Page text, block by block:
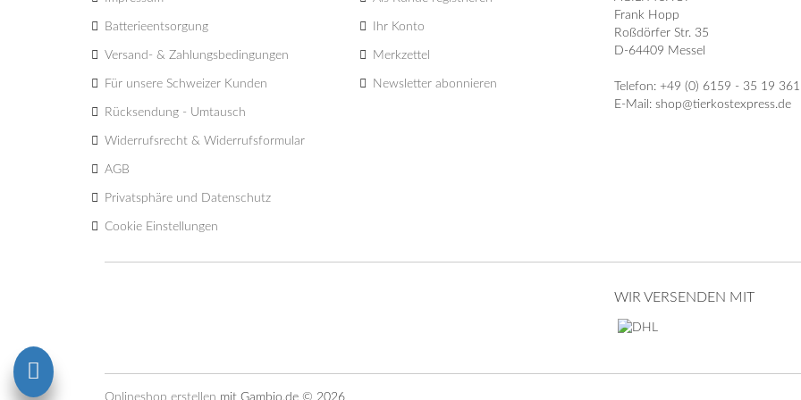
Batterieentsorgung
Versand- & Zahlungsbedingungen
Für unsere Schweizer Kunden
Rücksendung - Umtausch
Widerrufsrecht & Widerrufsformular
AGB
Privatsphäre und Datenschutz
Cookie Einstellungen
Ihr Konto
Merkzettel
Newsletter abonnieren
Frank Hopp
Roßdörfer Str. 35
D-64409 Messel
Telefon: +49 (0) 6159 - 35 19 361
E-Mail: shop@tierkostexpress.de
WIR VERSENDEN MIT
Onlineshop erstellen mit Gambio.de © 2026